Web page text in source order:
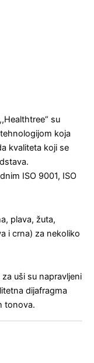
su
koja
kvaliteta koji se
ISO 9001, ISO
plava, žuta,
i crna) za nekoliko
uši su napravljeni
dijafragma
tonova.